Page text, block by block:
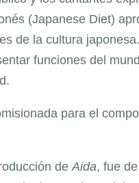
(Japanese Diet)
de la cultura
funciones del
para el
de Aida, fue